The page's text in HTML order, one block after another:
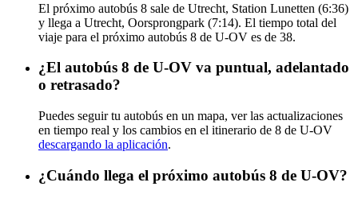
El próximo autobús 8 sale de Utrecht, Station Lunetten (6:36)
y llega a Utrecht, Oorsprongpark (7:14). El tiempo total del
viaje para el próximo autobús 8 de U-OV es de 38.
¿El autobús 8 de U-OV va puntual, adelantado
o retrasado?
Puedes seguir tu autobús en un mapa, ver las actualizaciones
en tiempo real y los cambios en el itinerario de 8 de U-OV
descargando la aplicación.
¿Cuándo llega el próximo autobús 8 de U-OV?